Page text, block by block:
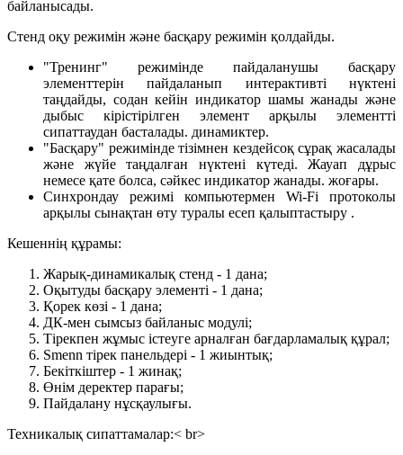
байланысады.
Стенд оқу режимін және басқару режимін қолдайды.
"Тренинг" режимінде пайдаланушы басқару
элементтерін пайдаланып интерактивті нүктені
таңдайды, содан кейін индикатор шамы жанады және
дыбыс кірістірілген элемент арқылы элементті
сипаттаудан басталады. динамиктер.
"Басқару" режимінде тізімнен кездейсоқ сұрақ жасалады
және жүйе таңдалған нүктені күтеді. Жауап дұрыс
немесе қате болса, сәйкес индикатор жанады. жоғары.
Синхрондау режимі компьютермен Wi-Fi протоколы
арқылы сынақтан өту туралы есеп қалыптастыру .
Кешеннің құрамы:
Жарық-динамикалық стенд - 1 дана;
Оқытуды басқару элементі - 1 дана;
Қорек көзі - 1 дана;
ДК-мен сымсыз байланыс модулі;
Тірекпен жұмыс істеуге арналған бағдарламалық құрал;
Smenn тірек панельдері - 1 жиынтық;
Бекіткіштер - 1 жинақ;
Өнім деректер парағы;
Пайдалану нұсқаулығы.
Техникалық сипаттамалар:< br>